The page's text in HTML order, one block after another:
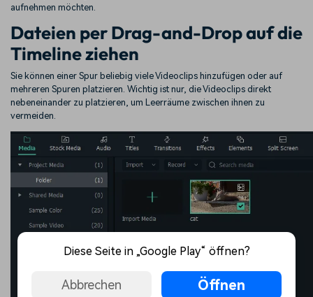
aufnehmen möchten.
Dateien per Drag-and-Drop auf die
Timeline ziehen
Sie können einer Spur beliebig viele Videoclips hinzufügen oder auf
mehreren Spuren platzieren. Wichtig ist nur, die Videoclips direkt
nebeneinander zu platzieren, um Leerräume zwischen ihnen zu
vermeiden.
Diese Seite in „Google Play“ öffnen?
Abbrechen Öffnen